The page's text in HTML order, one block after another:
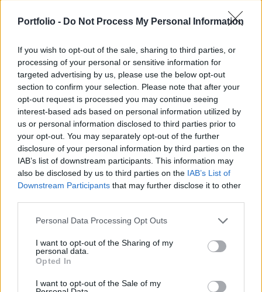
Portfolio - Do Not Process My Personal Information
If you wish to opt-out of the sale, sharing to third parties, or
processing of your personal or sensitive information for
targeted advertising by us, please use the below opt-out
section to confirm your selection. Please note that after your
opt-out request is processed you may continue seeing
interest-based ads based on personal information utilized by
us or personal information disclosed to third parties prior to
your opt-out. You may separately opt-out of the further
disclosure of your personal information by third parties on the
IAB’s list of downstream participants. This information may
also be disclosed by us to third parties on the IAB’s List of
Downstream Participants that may further disclose it to other
Personal Data Processing Opt Outs
I want to opt-out of the Sharing of my
personal data.
Opted In
I want to opt-out of the Sale of my
kereskedelmi tárgyalások bizonytalansága miatt
várhatóan csökkenni fognak a vállalati nyereség-
A bank első negyedéves eredményeit ismertető
sajtótájékoztatón Jeremy Barnum, a JPMorgan pénzügyi
igazgatója elmondta, hogy nem lát okot a bank
előrejelzéseinek visszavonására, ezek a gazdasági
teljesítmény és a kamatlábak alakulásától függenek.
Kapcsolódó cikkünk 2025. 04. 11. Kellemes meglepetést
hozott az első amerikai nagybanki gyorsjelentés Főnöke,
Dimon...
KEDVES OLVASÓNK!
A keresett cikk a portfolio.hu hírarchívumához
regisztrációhoz kötött.
Portfolio.hu teljes cikkarchívum